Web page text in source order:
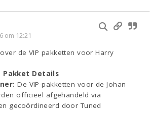
om 12:21
de VIP pakketten voor Harry
Pakket Details
De VIP-pakketten voor de Johan
officieel afgehandeld via
gecoördineerd door Tuned